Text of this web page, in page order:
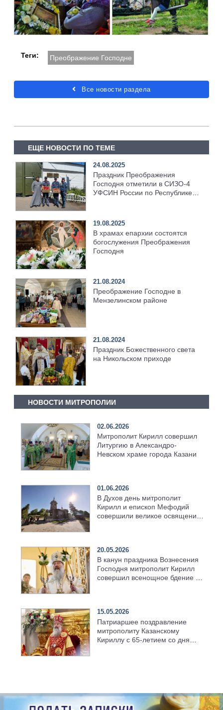
Теги: Преображение Господне
Все новости раздела
ЕЩЕ НОВОСТИ ПО ТЕМЕ
24.08.2025
Праздник Преображения
Господня отметили в СИЗО-4
УФСИН России по Республике
19.08.2025
В храмах епархии состоятся
богослужения Преображения
Господня
21.08.2024
Преображение Господне в
Мензелинском районе
21.08.2024
Праздник Божественного света
на Никольском приходе
НОВОСТИ МИТРОПОЛИИ
02.06.2026
Митрополит Кирилл совершил
Литургию в Александро-
Невском храме города Казани
01.06.2026
В Духов день митрополит
Кирилл и епископ Мефодий
совершили великое освящение
20.05.2026
В канун праздника Вознесения
Господня митрополит Кирилл
совершил всенощное бдение в
15.05.2026
Патриаршее поздравление
митрополиту Казанскому
Кириллу с 65-летием со дня